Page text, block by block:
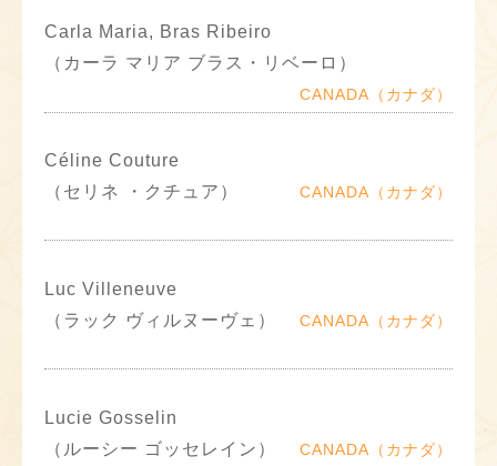
Carla Maria, Bras Ribeiro
（カーラ マリア ブラス・リベーロ）
CANADA（カナダ）
Céline Couture
（セリネ ・クチュア）
CANADA（カナダ）
Luc Villeneuve
（ラック ヴィルヌーヴェ）
CANADA（カナダ）
Lucie Gosselin
（ルーシー ゴッセレイン）
CANADA（カナダ）